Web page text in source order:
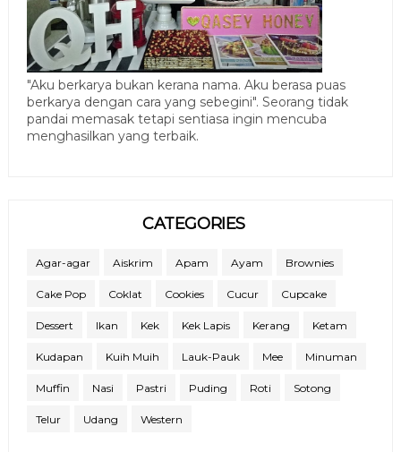
"Aku berkarya bukan kerana nama. Aku berasa puas
berkarya dengan cara yang sebegini". Seorang tidak
pandai memasak tetapi sentiasa ingin mencuba
menghasilkan yang terbaik.
CATEGORIES
Agar-agar Aiskrim Apam Ayam Brownies
Cake Pop Coklat Cookies Cucur Cupcake
Dessert Ikan Kek Kek Lapis Kerang Ketam
Kudapan Kuih Muih Lauk-Pauk Mee Minuman
Muffin Nasi Pastri Puding Roti Sotong
Telur Udang Western